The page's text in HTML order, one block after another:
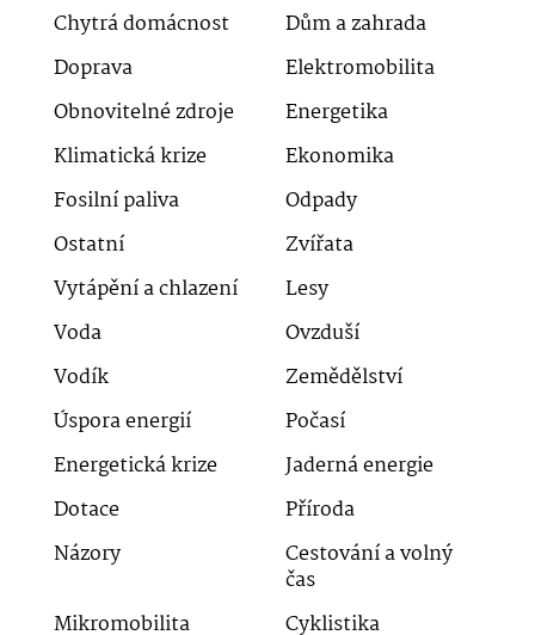
Chytrá domácnost
Dům a zahrada
Doprava
Elektromobilita
Obnovitelné zdroje
Energetika
Klimatická krize
Ekonomika
Fosilní paliva
Odpady
Ostatní
Zvířata
Vytápění a chlazení
Lesy
Voda
Ovzduší
Vodík
Zemědělství
Úspora energií
Počasí
Energetická krize
Jaderná energie
Dotace
Příroda
Názory
Cestování a volný
čas
Mikromobilita
Cyklistika